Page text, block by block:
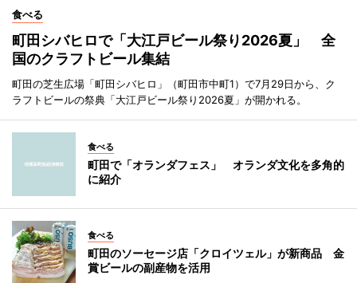
食べる
町田シバヒロで「大江戸ビール祭り2026夏」 全
国のクラフトビール集結
町田の芝生広場「町田シバヒロ」（町田市中町1）で7月29日から、ク
ラフトビールの祭典「大江戸ビール祭り2026夏」が開かれる。
食べる
町田で「オランダフェス」 オランダ文化を多角的
に紹介
食べる
町田のソーセージ店「クロイツェル」が新商品 金
賞ビールの副産物を活用